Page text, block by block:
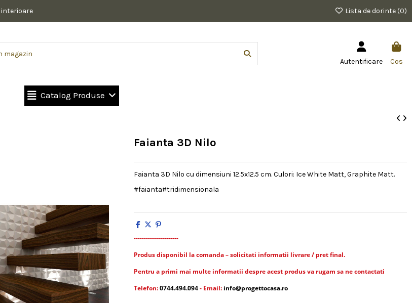
interioare Lista de dorinte (0)
Autentificare Cos
Catalog Produse
Faianta 3D Nilo
Faianta 3D Nilo cu dimensiuni 12.5x12.5 cm. Culori: Ice White Matt, Graphite Matt.
#faianta#tridimensionala
----------------------
Produs disponibil la comanda – solicitati informatii livrare / pret final.
Pentru a primi mai multe informatii despre acest produs va rugam sa ne contactati
Telefon:0744.494.094- Email: info@progettocasa.ro